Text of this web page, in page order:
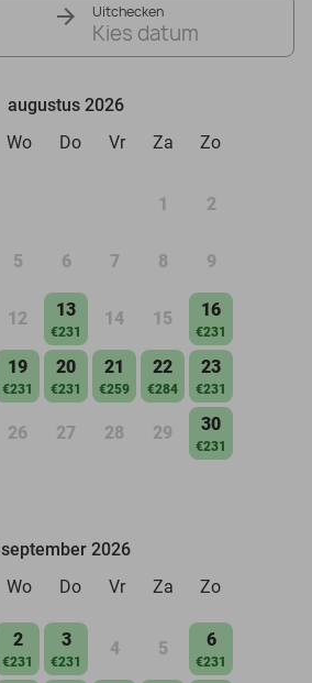
Uitchecken
Kies datum
augustus 2026
Wo Do Vr Za Zo
1 2
5 6 7 8 9
12 13
€231
14 15 16
€231
19
€231
20
€231
21
€259
22
€284
23
€231
26 27 28 29 30
€231
september 2026
Wo Do Vr Za Zo
2
€231
3
€231
4 5 6
€231